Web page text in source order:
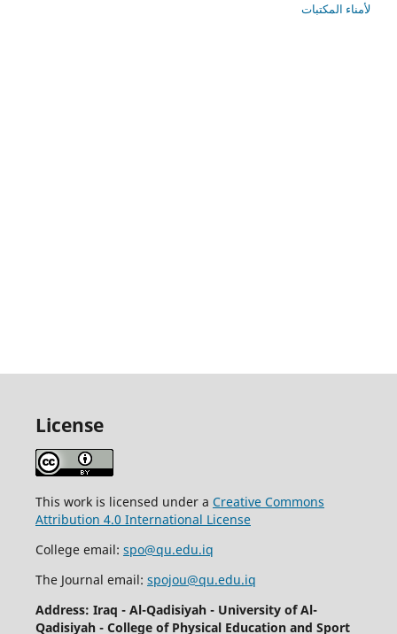
لأمناء المكتبات
License
This work is licensed under a Creative Commons
Attribution 4.0 International License
College email: spo@qu.edu.iq
The Journal email: spojou@qu.edu.iq
Address: Iraq - Al-Qadisiyah - University of Al-
Qadisiyah - College of Physical Education and Sport